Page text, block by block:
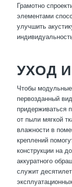
Грамотно
элементами
улучшить
УХОД
Чтобы
первозданный
придерживаться
от пыли мягкой
влажности в
креплений
конструкции на
аккуратного
служит